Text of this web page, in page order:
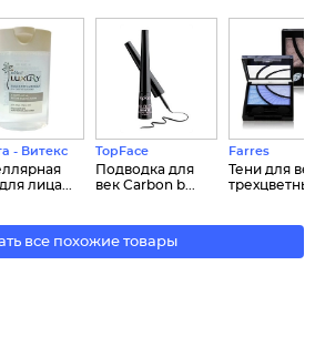
- Витекс
лица...
TopFace
Подводка для
век Carbon b...
Farres
Тени для
все похожие товары